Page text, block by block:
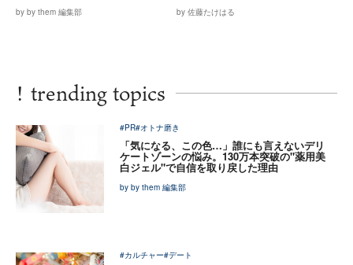
by by them 編集部 by 佐藤たけはる
! trending topics
#PR#オトナ磨き
「気になる、この色…」誰にも言えないデリ
ケートゾーンの悩み。130万本突破の"薬用美
白ジェル"で自信を取り戻した理由
by by them 編集部
#カルチャー#デート